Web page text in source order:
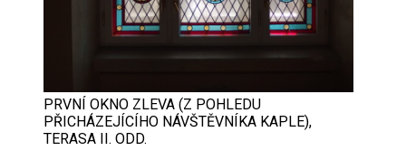
PRVNÍ OKNO ZLEVA (Z POHLEDU
PŘICHÁZEJÍCÍHO NÁVŠTĚVNÍKA KAPLE),
TERASA II. ODD.